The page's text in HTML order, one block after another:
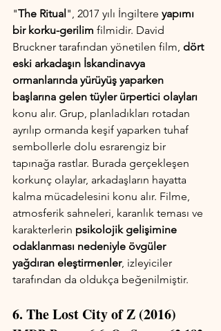
"The Ritual ", 2017 yılı İngiltere yapımı
bir korku-gerilim filmidir. David
Bruckner tarafından yönetilen film, dört
eski arkadaşın İskandinavya
ormanlarında yürüyüş yaparken
başlarına gelen tüyler ürpertici olayları
konu alır. Grup, planladıkları rotadan
ayrılıp ormanda keşif yaparken tuhaf
sembollerle dolu esrarengiz bir
tapınağa rastlar. Burada gerçekleşen
korkunç olaylar, arkadaşların hayatta
kalma mücadelesini konu alır. Filme,
atmosferik sahneleri, karanlık teması ve
karakterlerin psikolojik gelişimine
odaklanması nedeniyle övgüler
yağdıran eleştirmenler, izleyiciler
tarafından da oldukça beğenilmiştir.
6. The Lost City of Z (2016)